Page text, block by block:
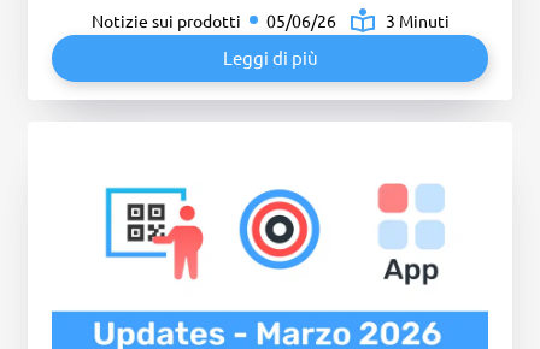
Notizie sui prodotti 05/06/26 3 Minuti
Leggi di più